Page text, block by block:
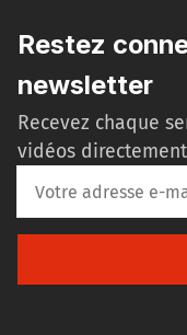
Restez
newsletter
Recevez chaque
vidéos